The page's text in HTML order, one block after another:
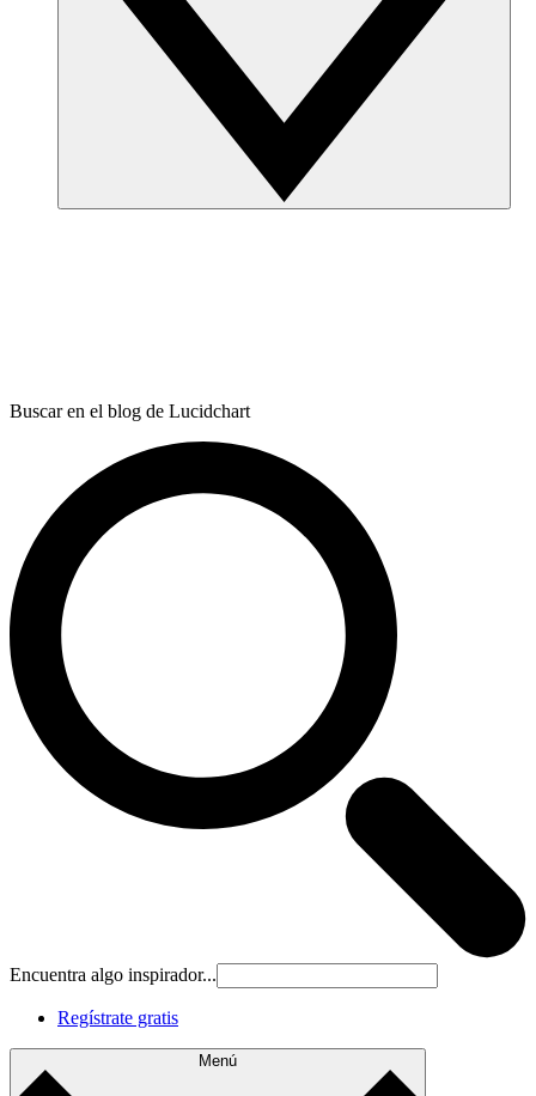
Buscar en el blog de Lucidchart
Encuentra algo inspirador...
Regístrate gratis
Menú